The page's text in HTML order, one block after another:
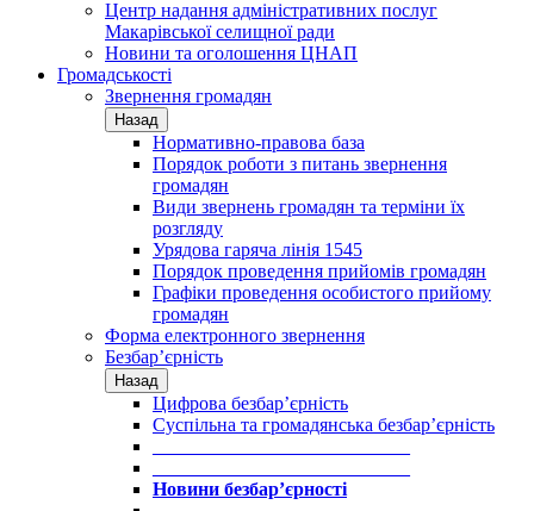
Центр надання адміністративних послуг
Макарівської селищної ради
Новини та оголошення ЦНАП
Громадськості
Звернення громадян
Назад
Нормативно-правова база
Порядок роботи з питань звернення
громадян
Види звернень громадян та терміни їх
розгляду
Урядова гаряча лінія 1545
Порядок проведення прийомів громадян
Графіки проведення особистого прийому
громадян
Форма електронного звернення
Безбар’єрність
Назад
Цифрова безбар’єрність
Суспільна та громадянська безбар’єрність
Новини безбар’єрності